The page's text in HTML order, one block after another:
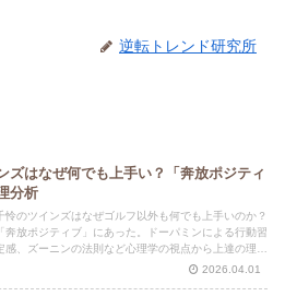
逆転トレンド研究所
ズはなぜ何でも上手い？「奔放ポジティ
分析
怜のツインズはなぜゴルフ以外も何でも上手いのか？
奔放ポジティブ」にあった。ドーパミンによる行動習
感、ズーニンの法則など心理学の視点から上達の理由
2026.04.01